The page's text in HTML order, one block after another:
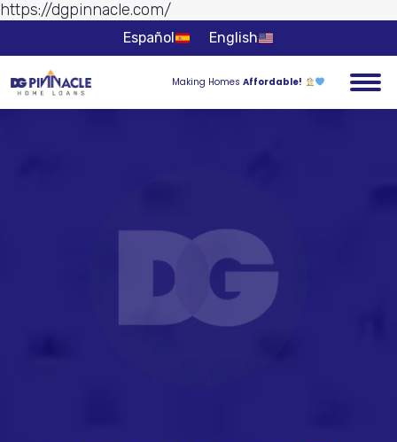
https://dgpinnacle.com/
Ir al
Español English
Making HomesAffordable!